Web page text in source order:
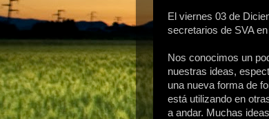
El viernes 03 de
secretarios de SVA
Nos conocimos un
nuestras ideas,
una nueva forma de
está utilizando en
a andar. Muchas